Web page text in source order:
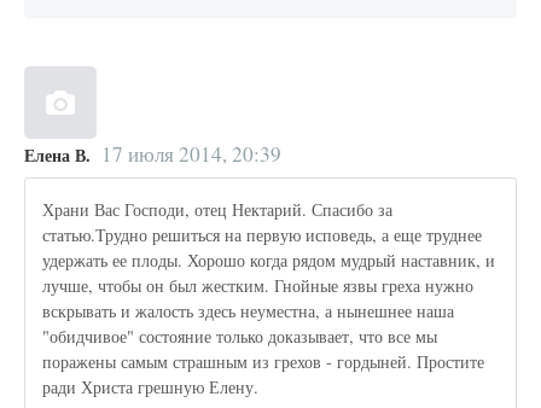
Елена В. 17 июля 2014, 20:39
Храни Вас Господи, отец Нектарий. Спасибо за
статью.Трудно решиться на первую исповедь, а еще труднее
удержать ее плоды. Хорошо когда рядом мудрый наставник, и
лучше, чтобы он был жестким. Гнойные язвы греха нужно
вскрывать и жалость здесь неуместна, а нынешнее наша
"обидчивое" состояние только доказывает, что все мы
поражены самым страшным из грехов - гордыней. Простите
ради Христа грешную Елену.